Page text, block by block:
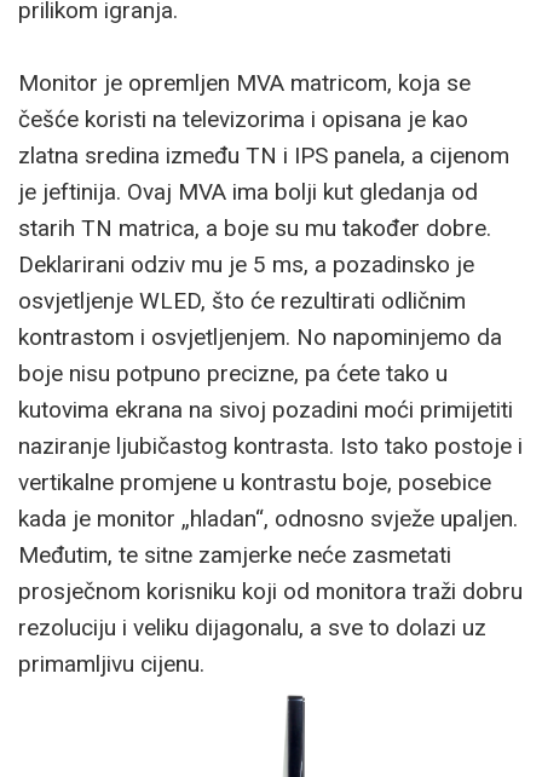
prilikom igranja.
Monitor je opremljen MVA matricom, koja se
češće koristi na televizorima i opisana je kao
zlatna sredina između TN i IPS panela, a cijenom
je jeftinija. Ovaj MVA ima bolji kut gledanja od
starih TN matrica, a boje su mu također dobre.
Deklarirani odziv mu je 5 ms, a pozadinsko je
osvjetljenje WLED, što će rezultirati odličnim
kontrastom i osvjetljenjem. No napominjemo da
boje nisu potpuno precizne, pa ćete tako u
kutovima ekrana na sivoj pozadini moći primijetiti
naziranje ljubičastog kontrasta. Isto tako postoje i
vertikalne promjene u kontrastu boje, posebice
kada je monitor „hladan“, odnosno svježe upaljen.
Međutim, te sitne zamjerke neće zasmetati
prosječnom korisniku koji od monitora traži dobru
rezoluciju i veliku dijagonalu, a sve to dolazi uz
primamljivu cijenu.